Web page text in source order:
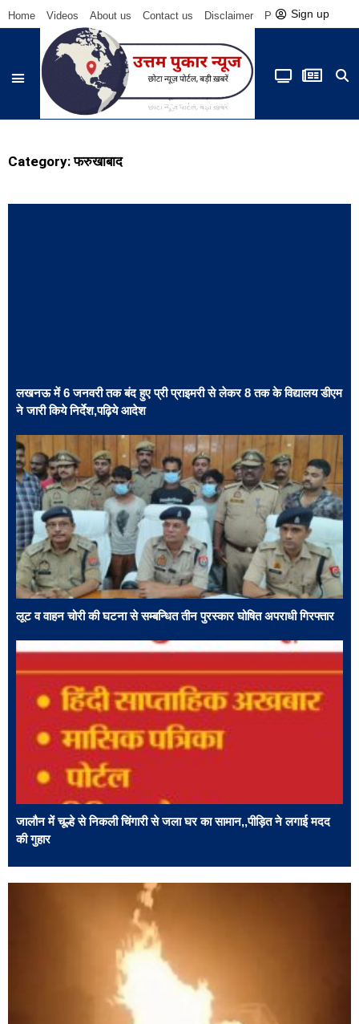
Home Videos About us Contact us Disclaimer Privacy Policy
Sign up
Category: फरुखाबाद
लखनऊ में 6 जनवरी तक बंद हुए प्री प्राइमरी से लेकर 8 तक के विद्यालय डीएम
ने जारी किये निर्देश,पढ़िये आदेश
लूट व वाहन चोरी की घटना से सम्बन्धित तीन पुरस्कार घोषित अपराधी गिरफ्तार
जालौन में चूल्हे से निकली चिंगारी से जला घर का सामान,,पीड़ित ने लगाई मदद
की गुहार